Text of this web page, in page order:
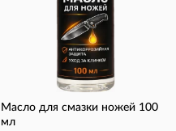
Масло для смазки ножей 100
мл